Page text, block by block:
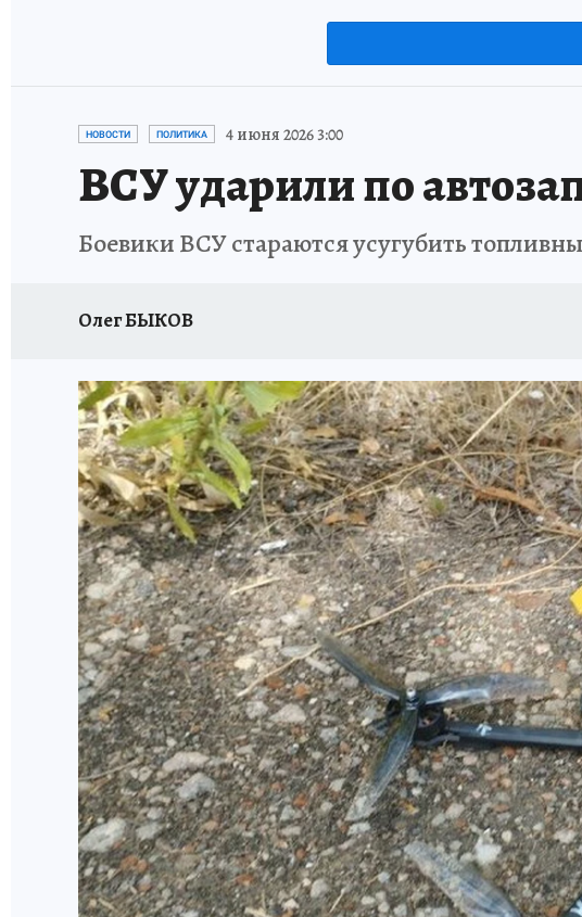
НОВОСТИ ПОЛИТИКА 4 июня 2026 3:00
ВСУ ударили по
Боевики ВСУ стараются усугубить
Олег БЫКОВ